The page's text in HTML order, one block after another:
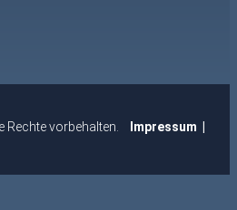
Rechte vorbehalten. Impressum